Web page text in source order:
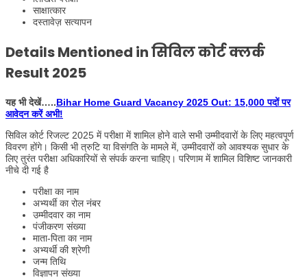
साक्षात्कार
दस्तावेज़ सत्यापन
Details Mentioned in सिविल कोर्ट क्लर्क
Result 2025
यह भी देखें…..Bihar Home Guard Vacancy 2025 Out: 15,000 पदों पर
आवेदन करें अभी!
सिविल कोर्ट रिजल्ट 2025 में परीक्षा में शामिल होने वाले सभी उम्मीदवारों के लिए महत्वपूर्ण
विवरण होंगे। किसी भी त्रुटि या विसंगति के मामले में, उम्मीदवारों को आवश्यक सुधार के
लिए तुरंत परीक्षा अधिकारियों से संपर्क करना चाहिए। परिणाम में शामिल विशिष्ट जानकारी
नीचे दी गई है
परीक्षा का नाम
अभ्यर्थी का रोल नंबर
उम्मीदवार का नाम
पंजीकरण संख्या
माता-पिता का नाम
अभ्यर्थी की श्रेणी
जन्म तिथि
विज्ञापन संख्या